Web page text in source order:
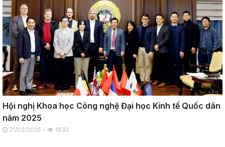
Hội nghị Khoa học Công nghệ Đại học Kinh tế Quốc dân
năm 2025
21/02/2025 - 1832